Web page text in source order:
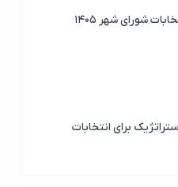
شهر ۱۴۰۵
برای انتخابات